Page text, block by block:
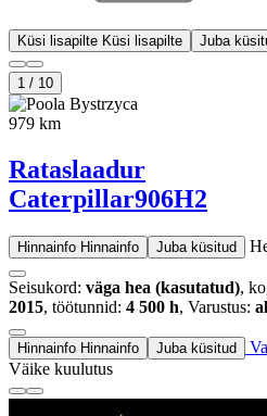
Küsi lisapilte Küsi lisapilte Juba
1 / 10
Bystrzyca
979 km
Rataslaadur
Caterpillar906H2
Hinnainfo Hinnainfo Juba küsitud
Seisukord: väga hea (kasutatud),
2015, töötunnid: 4 500 h, Varustus:
Hinnainfo Hinnainfo Juba küsitud
Väike kuulutus